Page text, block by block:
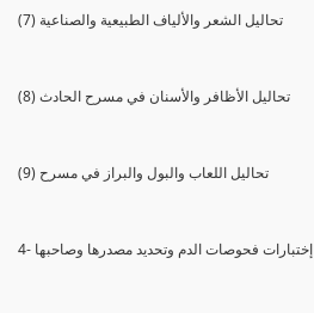
(7) تحاليل الشعر والألياف الطبيعية والصناعية
(8) تحاليل الأظافر والأسنان في مسرح الحادث
(9) تحاليل اللعاب والبول والبراز في مسرح
4- إختبارات فحوصات الدم وتحديد مصدرها وصاحبها